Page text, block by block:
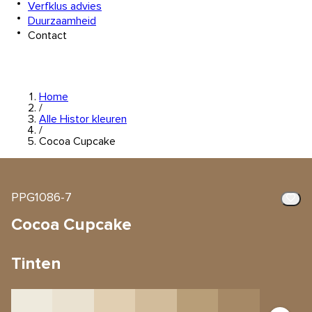
Verfklus advies
Duurzaamheid
Contact
Home
/
Alle Histor kleuren
/
Cocoa Cupcake
PPG1086-7
Cocoa Cupcake
Tinten